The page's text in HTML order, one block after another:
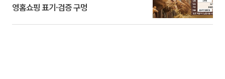
영홈쇼핑 표기·검증 구멍